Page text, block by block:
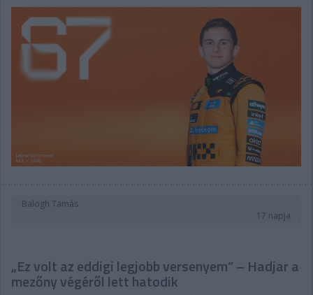
Balogh Tamás
17 napja
„Ez volt az eddigi legjobb versenyem” – Hadjar a
mezőny végéről lett hatodik